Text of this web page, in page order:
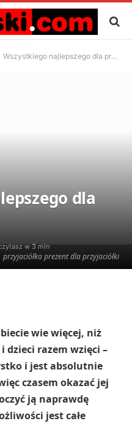
Wszystkiego najlepszego dla przyjaciółek
przyjaciółka prezent dla przyjaciółki
dla
w 3 min
wie więcej, niż
dzieci razem wzięci –
i jest absolutnie
czasem okazać jej
ją naprawdę
jest całe